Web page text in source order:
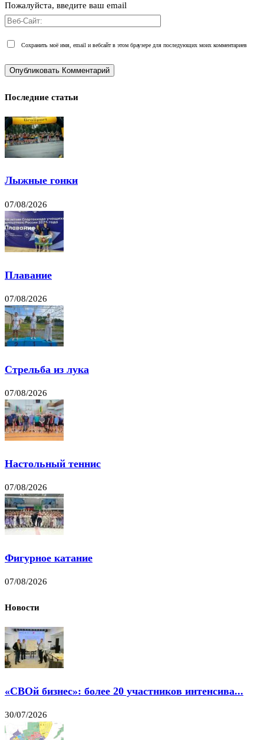
Пожалуйста, введите ваш email
Сохранить моё имя, email и вебсайт в этом браузере для последующих моих комментариев
Последние статьи
Лыжные гонки
07/08/2026
Плавание
07/08/2026
Стрельба из лука
07/08/2026
Настольный теннис
07/08/2026
Фигурное катание
07/08/2026
Новости
«СВОй бизнес»: более 20 участников интенсива...
30/07/2026